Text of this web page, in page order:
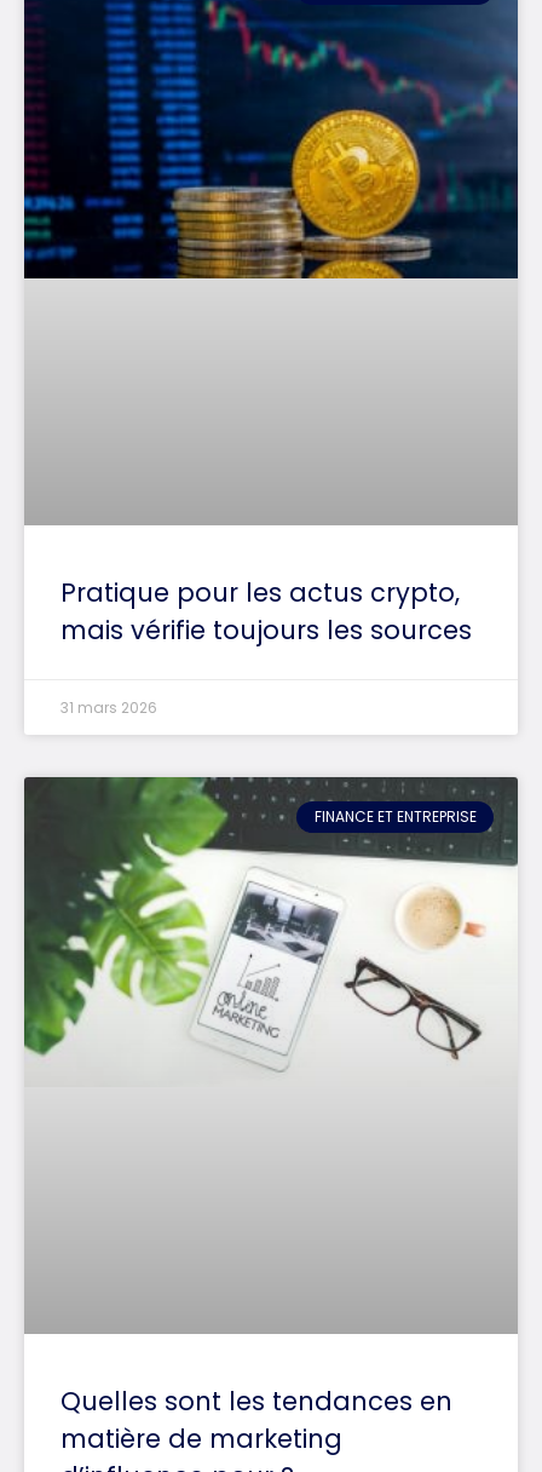
Pratique pour les actus crypto,
mais vérifie toujours les sources
31 mars 2026
FINANCE ET ENTREPRISE
Quelles sont les tendances en
matière de marketing